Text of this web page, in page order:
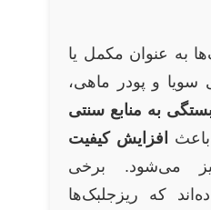
به عنوان مکمل یا
سویا و پودر ماهی،
به منابع سنتی
افزایش کیفیت
می‌شود. برخی
که ریزجلبک‌ها